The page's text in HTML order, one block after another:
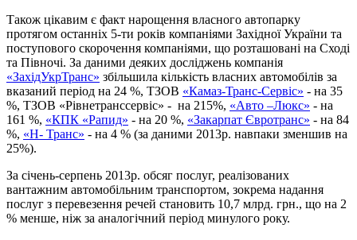
Також цікавим є факт нарощення власного автопарку
протягом останніх 5-ти років компаніями Західної України та
поступового скорочення компаніями, що розташовані на Сході
та Півночі. За даними деяких досліджень компанія
«ЗахідУкрТранс» збільшила кількість власних автомобілів за
вказаний період на 24 %, ТЗОВ «Камаз-Транс-Сервіс» - на 35
%, ТЗОВ «Рівнетранссервіс» - на 215%, «Авто –Люкс» - на
161 %, «КПК «Рапид» - на 20 %, «Закарпат Євротранс» - на 84
%, «Н- Транс» - на 4 % (за даними 2013р. навпаки зменшив на
25%).
За січень-серпень 2013р. обсяг послуг, реалізованих
вантажним автомобільним транспортом, зокрема надання
послуг з перевезення речей становить 10,7 млрд. грн., що на 2
% менше, ніж за аналогічний період минулого року.